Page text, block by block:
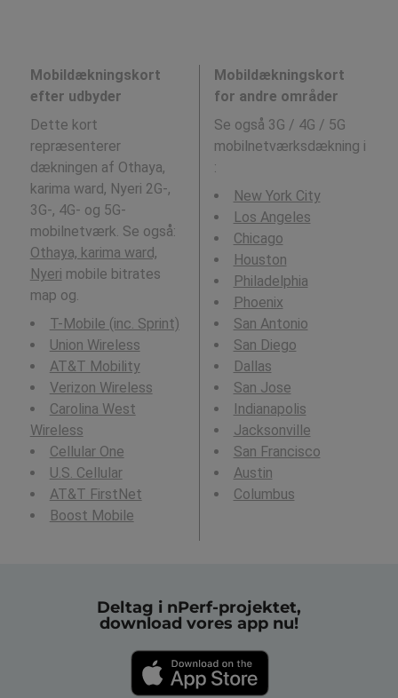
Mobildækningskort
efter udbyder
Dette kort
repræsenterer
dækningen af Othaya,
karima ward, Nyeri 2G-,
3G-, 4G- og 5G-
mobilnetværk. Se også:
Othaya, karima ward,
Nyeri mobile bitrates
map og.
T-Mobile (inc. Sprint)
Union Wireless
AT&T Mobility
Verizon Wireless
Carolina West
Wireless
Cellular One
U.S. Cellular
AT&T FirstNet
Boost Mobile
Mobildækningskort
for andre områder
Se også 3G / 4G / 5G
mobilnetværksdækning i
:
New York City
Los Angeles
Chicago
Houston
Philadelphia
Phoenix
San Antonio
San Diego
Dallas
San Jose
Indianapolis
Jacksonville
San Francisco
Austin
Columbus
Deltag i nPerf-projektet,
download vores app nu!